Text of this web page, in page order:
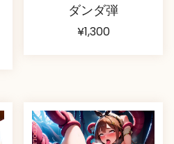
ダンダ弾
¥1,300